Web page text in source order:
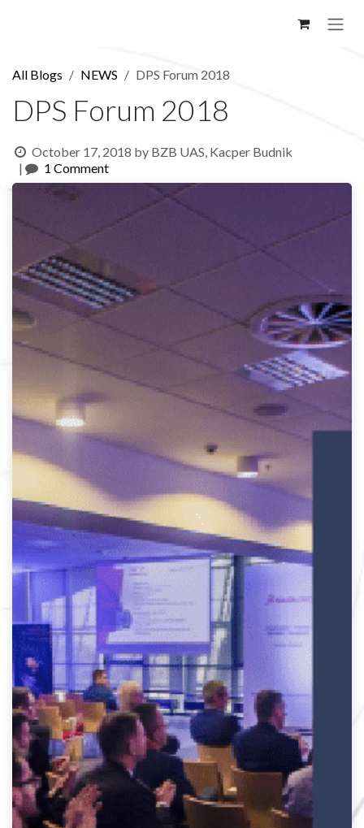
All Blogs NEWS DPS Forum 2018
DPS Forum 2018
October 17, 2018 by BZB UAS, Kacper Budnik
|
1 Comment